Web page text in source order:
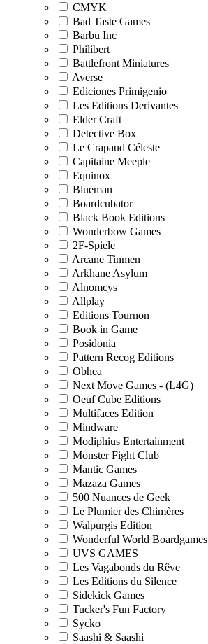
CMYK
Bad Taste Games
Barbu Inc
Philibert
Battlefront Miniatures
Averse
Ediciones Primigenio
Les Editions Derivantes
Elder Craft
Detective Box
Le Crapaud Céleste
Capitaine Meeple
Equinox
Blueman
Boardcubator
Black Book Editions
Wonderbow Games
2F-Spiele
Arcane Tinmen
Arkhane Asylum
Alnomcys
Allplay
Editions Tournon
Book in Game
Posidonia
Pattern Recog Editions
Obhea
Next Move Games - (L4G)
Oeuf Cube Editions
Multifaces Edition
Mindware
Modiphius Entertainment
Monster Fight Club
Mantic Games
Mazaza Games
500 Nuances de Geek
Le Plumier des Chimères
Walpurgis Edition
Wonderful World Boardgames
UVS GAMES
Les Vagabonds du Rêve
Les Editions du Silence
Sidekick Games
Tucker's Fun Factory
Sycko
Saashi & Saashi